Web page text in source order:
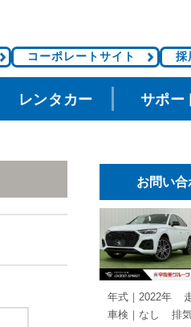
コーポレートサイト 採
レンタカー サポー
お問い
年式｜2022年
車検｜なし
排